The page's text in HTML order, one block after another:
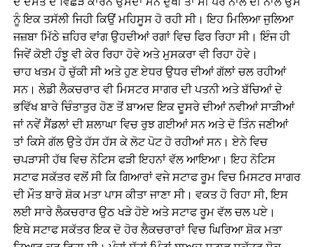
ਨੂੰ ਇਕ ਤਸੱਲੀ ਜਿਹੀ ਕਿਉਂ ਮਹਿਸੂਸ ਹੋ ਰਹੀ ਸੀ। ਇਹ ਮਿਲਿਆ ਜੁਲਿਆ
ਜਜ਼ਬਾ ਮਿੱਠੇ ਜ਼ਹਿਰ ਵਾਂਗ ਉਹਦੀਆਂ ਰਗਾਂ ਵਿਚ ਫਿਰ ਰਿਹਾ ਸੀ। ਇੰਜ ਹੀ
ਜਿਵੇਂ ਕੋਈ ਹੰਝੂ ਵੀ ਕੇਰ ਰਿਹਾ ਹੋਵੇ ਅਤੇ ਮੁਸਕਰਾ ਵੀ ਰਿਹਾ ਹੋਵੇ।
ਚਾਹ ਖਤਮ ਹੋ ਚੁੱਕੀ ਸੀ ਅਤੇ ਹੁਣ ਏਧਰ ਉਧਰ ਦੀਆਂ ਗੱਲਾਂ ਚਲ ਰਹੀਆਂ
ਸਨ। ਲੇਡੀ ਲੈਕਚਰਾਰ ਵੀ ਮਿਸਟਰ ਸਾਗਰ ਦੀ ਪਤਨੀ ਅਤੇ ਬੱਚਿਆਂ ਦੇ
ਭਵਿੱਖ ਬਾਰੇ ਚਿੰਤਾਤੁਰ ਹੋਣ ਤੋਂ ਬਾਅਦ ਇਕ ਦੂਸਰੇ ਦੀਆਂ ਨਵੀਆਂ ਸਾੜੀਆਂ
ਜਾਂ ਨਵੇਂ ਸੈਂਡਲਾਂ ਦੀ ਸ਼ਲਾਘਾ ਵਿਚ ਰੁਝ ਗਈਆਂ ਸਨ ਅਤੇ ਦੋ ਤਿੰਨ ਜਣੀਆਂ
ਤਾਂ ਕਿਸੇ ਗੱਲ ਉਤੇ ਹੱਸ ਹੱਸ ਕੇ ਲੋਟ ਪੋਟ ਹੋ ਰਹੀਆਂ ਸਨ। ਏਨੇ ਵਿਚ
ਚਪੜਾਸੀ ਹੱਥ ਵਿਚ ਨੋਟਿਸ ਫੜੀ ਇਹਨਾਂ ਵੱਲ ਆਇਆ। ਇਹ ਨੋਟਿਸ
ਸਟਾਫ ਸਕੱਤਰ ਵਲੋਂ ਸੀ ਕਿ ਗਿਆਰਾਂ ਵਜੇ ਸਟਾਫ ਰੂਮ ਵਿਚ ਮਿਸਟਰ ਸਾਗਰ
ਦੀ ਮੌਤ ਬਾਰੇ ਸ਼ੋਕ ਮਤਾ ਪਾਸ ਕੀਤਾ ਜਾਣਾ ਸੀ। ਵਕਤ ਹੋ ਰਿਹਾ ਸੀ, ਇਸ
ਲਈ ਸਾਰੇ ਲੈਕਚਰਾਰ ਉਠ ਖੜੇ ਹੋਏ ਅਤੇ ਸਟਾਫ ਰੂਮ ਵੱਲ ਚਲ ਪਏ।
ਇਥੇ ਸਟਾਫ ਸਕੱਤਰ ਇਕ ਦੋ ਹੋਰ ਲੈਕਚਰਾਰਾਂ ਵਿਚ ਘਿਰਿਆ ਸ਼ੋਕ ਮਤਾ